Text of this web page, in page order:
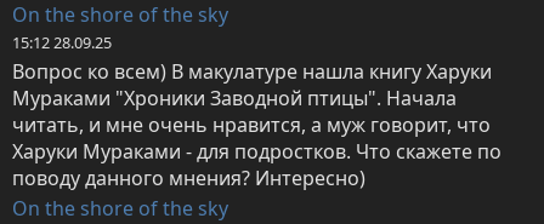
On the shore of the sky
15:12 28.09.25
Вопрос ко всем) В макулатуре нашла книгу Харуки
Мураками "Хроники Заводной птицы". Начала
читать, и мне очень нравится, а муж говорит, что
Харуки Мураками - для подростков. Что скажете по
поводу данного мнения? Интересно)
On the shore of the sky